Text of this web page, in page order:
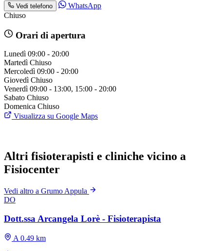
Vedi telefono
WhatsApp
Chiuso
Orari di apertura
Lunedì 09:00 - 20:00
Martedì Chiuso
Mercoledì 09:00 - 20:00
Giovedì Chiuso
Venerdì 09:00 - 13:00, 15:00 - 20:00
Sabato Chiuso
Domenica Chiuso
Visualizza su Google Maps
Altri fisioterapisti e cliniche vicino a
Fisiocenter
Vedi altro a Grumo Appula
DO
Dott.ssa Arcangela Lorè - Fisioterapista
A 0.49 km